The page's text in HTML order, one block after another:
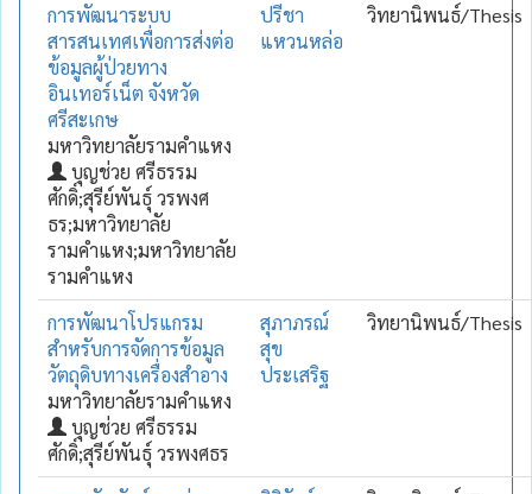
การพัฒนาระบบ
สารสนเทศเพื่อการส่งต่อ
ข้อมูลผู้ป่วยทาง
อินเทอร์เน็ต จังหวัด
ศรีสะเกษ
มหาวิทยาลัยรามคำแหง
บุญช่วย ศรีธรรม
ศักดิ์;สุรีย์พันธุ์ วรพงศ
ธร;มหาวิทยาลัย
รามคำแหง;มหาวิทยาลัย
รามคำแหง
ปรีชา
แหวนหล่อ
วิทยานิพนธ์/Thesis
การพัฒนาโปรแกรม
สำหรับการจัดการข้อมูล
วัตถุดิบทางเครื่องสำอาง
มหาวิทยาลัยรามคำแหง
บุญช่วย ศรีธรรม
ศักดิ์;สุรีย์พันธุ์ วรพงศธร
สุภาภรณ์
สุข
ประเสริฐ
วิทยานิพนธ์/Thesis